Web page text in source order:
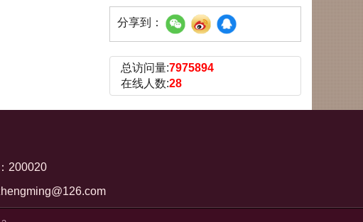
分享到：
总访问量:7975894
在线人数:28
200020